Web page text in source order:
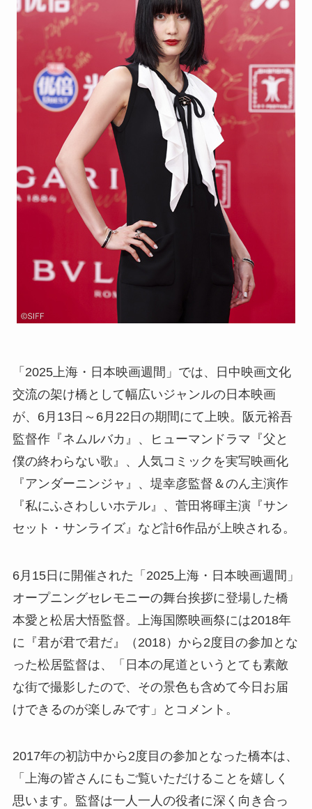
「2025上海・日本映画週間」では、日中映画文化
交流の架け橋として幅広いジャンルの日本映画
が、6月13日～6月22日の期間にて上映。阪元裕吾
監督作『ネムルバカ』、ヒューマンドラマ『父と
僕の終わらない歌』、人気コミックを実写映画化
『アンダーニンジャ』、堤幸彦監督＆のん主演作
『私にふさわしいホテル』、菅田将暉主演『サン
セット・サンライズ』など計6作品が上映される。
6月15日に開催された「2025上海・日本映画週間」
オープニングセレモニーの舞台挨拶に登場した橋
本愛と松居大悟監督。上海国際映画祭には2018年
に『君が君で君だ』（2018）から2度目の参加とな
った松居監督は、「日本の尾道というとても素敵
な街で撮影したので、その景色も含めて今日お届
けできるのが楽しみです」とコメント。
2017年の初訪中から2度目の参加となった橋本は、
「上海の皆さんにもご覧いただけることを嬉しく
思います。監督は一人一人の役者に深く向き合っ